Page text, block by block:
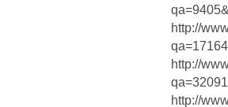
http://
http://
http://